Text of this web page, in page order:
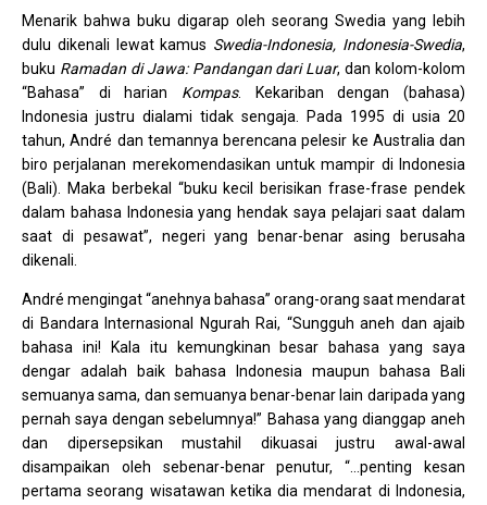
Menarik bahwa buku digarap oleh seorang Swedia yang lebih
dulu dikenali lewat kamus Swedia-Indonesia, Indonesia-Swedia,
buku Ramadan di Jawa: Pandangan dari Luar, dan kolom-kolom
“Bahasa” di harian Kompas. Kekariban dengan (bahasa)
Indonesia justru dialami tidak sengaja. Pada 1995 di usia 20
tahun, André dan temannya berencana pelesir ke Australia dan
biro perjalanan merekomendasikan untuk mampir di Indonesia
(Bali). Maka berbekal “buku kecil berisikan frase-frase pendek
dalam bahasa Indonesia yang hendak saya pelajari saat dalam
saat di pesawat”, negeri yang benar-benar asing berusaha
dikenali.
André mengingat “anehnya bahasa” orang-orang saat mendarat
di Bandara Internasional Ngurah Rai, “Sungguh aneh dan ajaib
bahasa ini! Kala itu kemungkinan besar bahasa yang saya
dengar adalah baik bahasa Indonesia maupun bahasa Bali
semuanya sama, dan semuanya benar-benar lain daripada yang
pernah saya dengan sebelumnya!” Bahasa yang dianggap aneh
dan dipersepsikan mustahil dikuasai justru awal-awal
disampaikan oleh sebenar-benar penutur, “…penting kesan
pertama seorang wisatawan ketika dia mendarat di Indonesia,